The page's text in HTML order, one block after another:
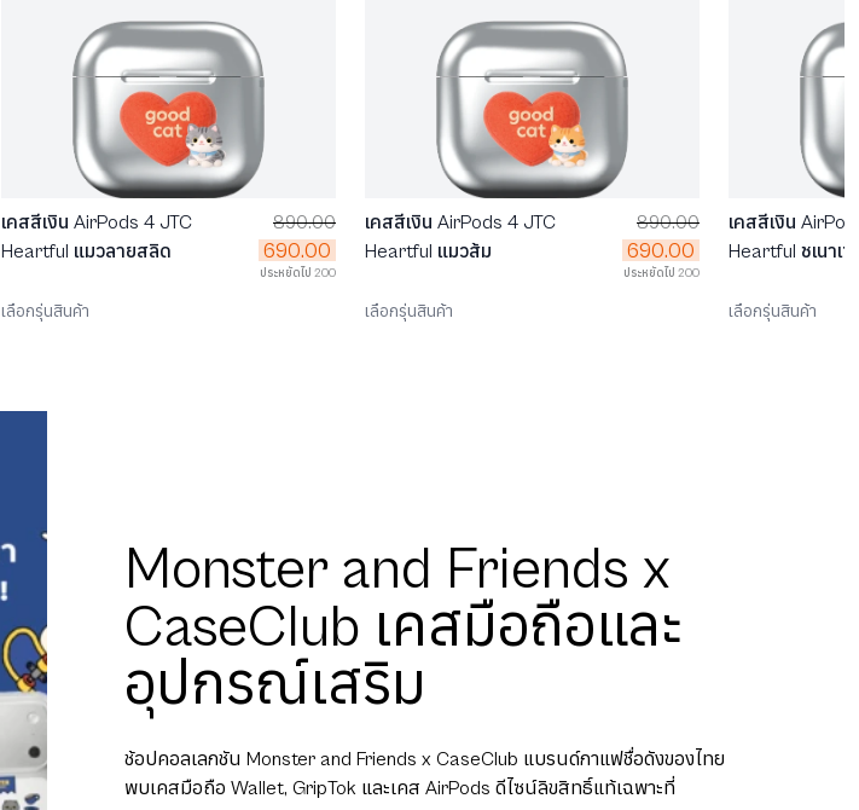
เคสสีเงิน AirPods 4 JTC
Heartful แมวลายสลิด
890.00
690.00
ประหยัดไป 200
เลือกรุ่นสินค้า
เคสสีเงิน AirPods 4 JTC
Heartful แมวส้ม
890.00
690.00
ประหยัดไป 200
เลือกรุ่นสินค้า
เคสสีเงิน
Heartful ชเนาเซ
เลือกรุ่นสินค้า
Monster and Friends x
CaseClub เคสมือถือและ
อุปกรณ์เสริม
ช้อปคอลเลกชัน Monster and Friends x CaseClub แบรนด์กาแฟชื่อดังของไทย
พบเคสมือถือ Wallet, GripTok และเคส AirPods ดีไซน์ลิขสิทธิ์แท้เฉพาะที่